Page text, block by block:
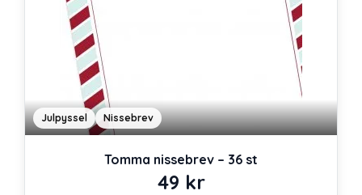
Julpyssel Nissebrev
Tomma nissebrev – 36 st
49 kr